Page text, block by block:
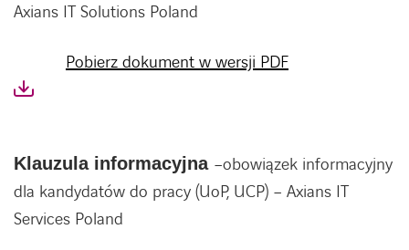
Axians IT Solutions Poland
Pobierz dokument w wersji PDF
Klauzula informacyjna –obowiązek informacyjny
dla kandydatów do pracy (UoP, UCP) – Axians IT
Services Poland